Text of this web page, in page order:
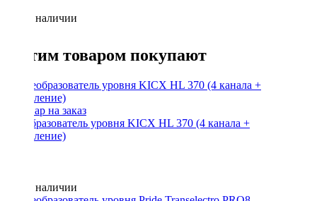
Нет в наличии
С этим товаром покупают
Преобразователь уровня KICX HL 370 (4 канала +
управление)
Нет в наличии